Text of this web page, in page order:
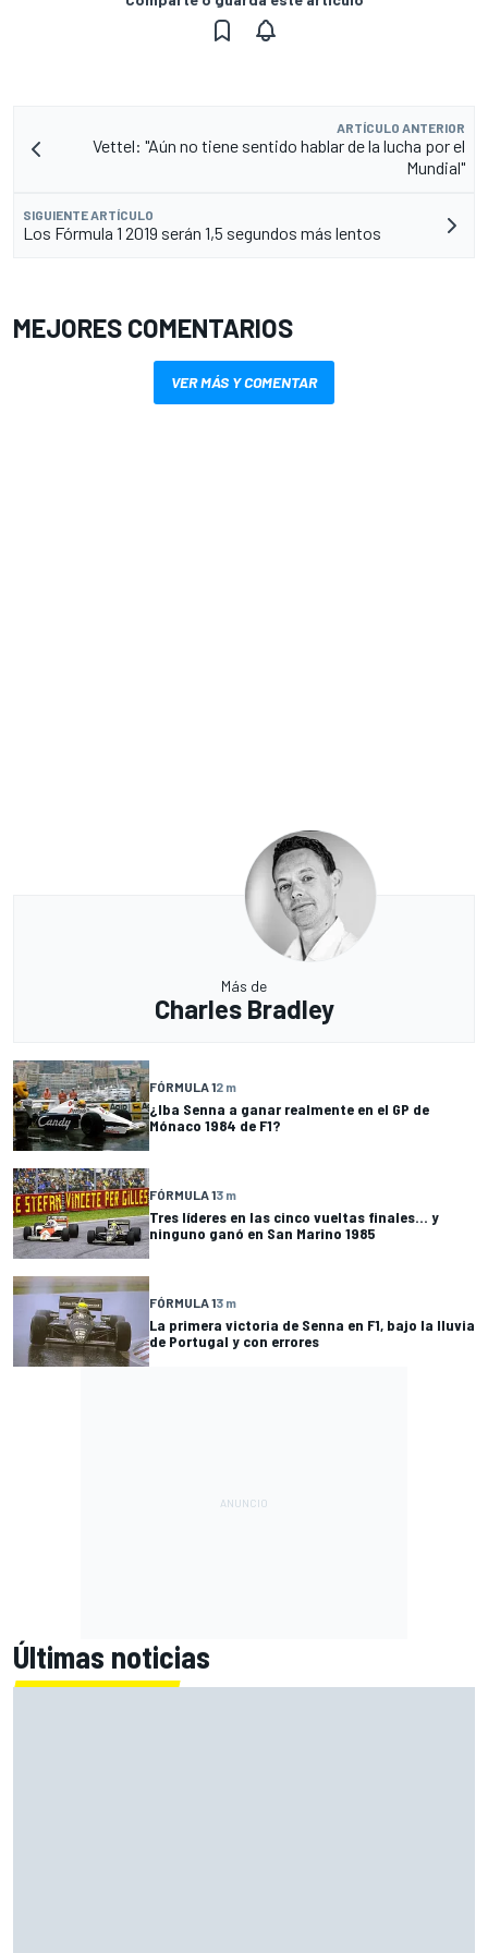
ARTÍCULO ANTERIOR
Vettel: "Aún no tiene sentido hablar de la lucha por el
Mundial"
SIGUIENTE ARTÍCULO
Los Fórmula 1 2019 serán 1,5 segundos más lentos
MEJORES COMENTARIOS
VER MÁS Y COMENTAR
Más de
Charles Bradley
FÓRMULA 12 m
¿Iba Senna a ganar realmente en el GP de
Mónaco 1984 de F1?
FÓRMULA 13 m
Tres líderes en las cinco vueltas finales... y
ninguno ganó en San Marino 1985
FÓRMULA 13 m
La primera victoria de Senna en F1, bajo la lluvia
de Portugal y con errores
Últimas noticias